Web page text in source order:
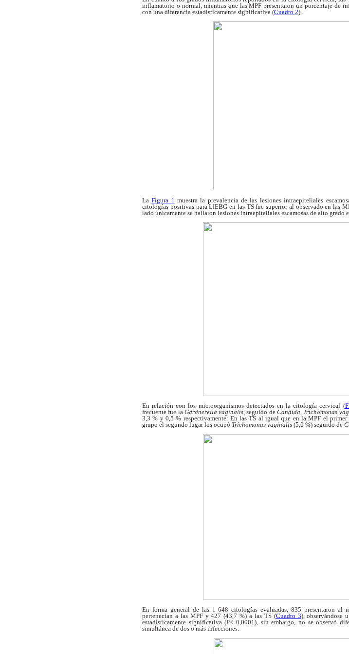
inflamatorio o normal, mientras que las MPF presentaronun porcentaje de
con una diferencia estadísticamente significativa (Cuadro 2).
LaFigura 1 muestra la prevalencia de las lesionesintraepiteliales
citologías positivas para LIEBG en las TS fue superior al observado en las
lado únicamente se hallaron lesiones intraepiteliales escamosas de alto grado
En relación con los microorganismos detectados en la citología cervical (
frecuente fue la Gardnerella vaginalis, seguido deCandida, Trichomonas
3,3 % y 0,5 % respectivamente: En las TS al igual que en la MPF el
grupo el segundo lugar los ocupó Trichomonas vaginalis (5,0 %) seguido de
En forma general de las 1 648 citologíasevaluadas, 835 presentaron al
pertenecían a las MPF y 427 (43,7 %) a las TS (Cuadro 3),observándose
estadísticamente significativa(P< 0,0001), sin embargo, no se observó
simultánea de dos o más infecciones.